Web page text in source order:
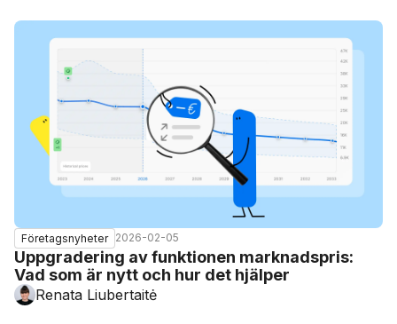
Företagsnyheter 2026-02-05
Uppgradering av funktionen marknadspris:
Vad som är nytt och hur det hjälper
Renata Liubertaitė